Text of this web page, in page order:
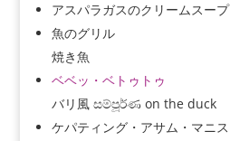
アスパラガスのクリームスープ
魚のグリル
焼き魚
ベベッ・ベトゥトゥ
バリ風 සම්පූර්ණ on the duck
ケパティング・アサム・マニス